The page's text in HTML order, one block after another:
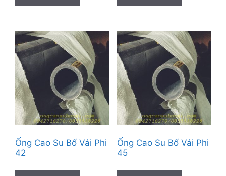
Ống Cao Su Bố Vải Phi
42
Ống Cao Su Bố Vải Phi
45